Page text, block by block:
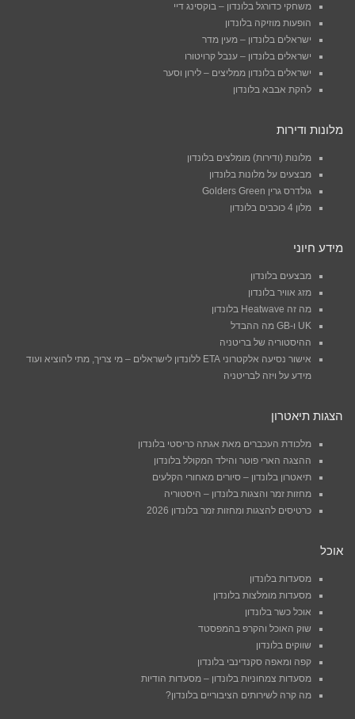
משחקי כדורגל בלונדון – בוקסינג דיי
הופעות מוזיקה בלונדון
ישראלים בלונדון – מעין מדר
ישראלים בלונדון – ענבל קרויטורו
ישראלים בלונדון ממליצים – לירון וסער
להקת אבבא בלונדון
מלונות ודירות
מלונות (ודירות) מומלצים בלונדון
מבצעים על מלונות בלונדון
גולדרס גרין Golders Green
מלון 4 כוכבים בלונדון
מידע חיוני
מבצעים בלונדון
מזג אוויר בלונדון
מה זה Heatwave בלונדון
UK ו-GB מה ההבדל
ההיסטוריה של בריטניה
אישור נסיעה אלקטרוני ETA ללונדון לישראלים – מי צריך, מתי להוציא ועוד
מידע על ויזה לבריטניה
הצגות תיאטרון
מלכודת העכברים מאת אגתה כריסטי בלונדון
ההצגה הארי פוטר והילד המקולל בלונדון
תיאטרון בלונדון – סיורים מאחורי הקלעים
מחזות זמר והצגות בלונדון – היסטוריה
כרטיסים להצגות ומחזות זמר בלונדון 2026
אוכל
מסעדות בלונדון
מסעדות מומלצות בלונדון
אוכל כשר בלונדון
שוק האוכל והקרפ בהמפסטד
שווקים בלונדון
קפה ומאפה סקנדינבי בלונדון
מסעדות צמחוניות בלונדון – מסעדות הודיות
מה קרה לשירותים הציבוריים בלונדון?